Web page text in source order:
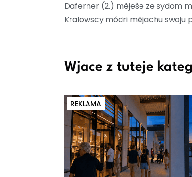
Daferner (2.) měješe ze sydom
Kralowscy módri mějachu swoju
Wjace z tuteje
REKLAMA